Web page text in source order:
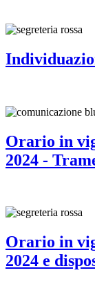
Orario in
2024 -
Orario in
2024 e